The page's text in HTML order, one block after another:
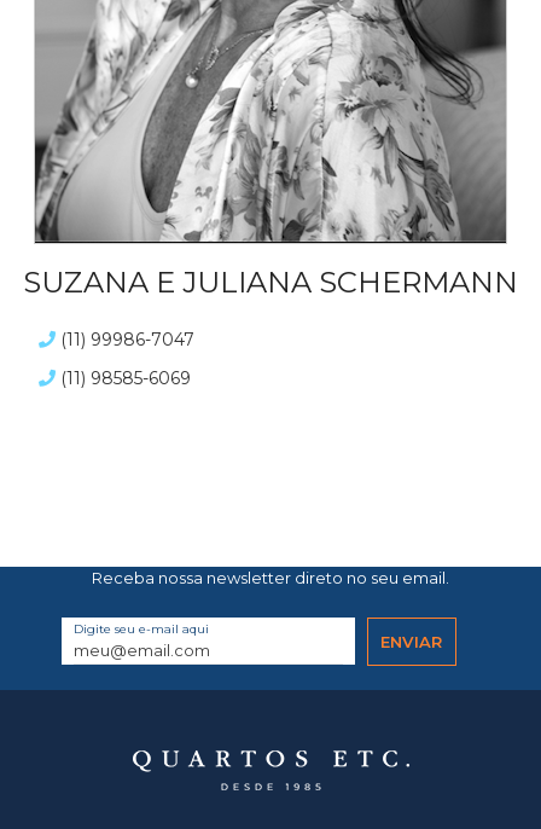
SUZANA E JULIANA SCHERMANN
(11) 99986-7047
(11) 98585-6069
Receba nossa newsletter direto no seu email.
Digite seu e-mail aqui